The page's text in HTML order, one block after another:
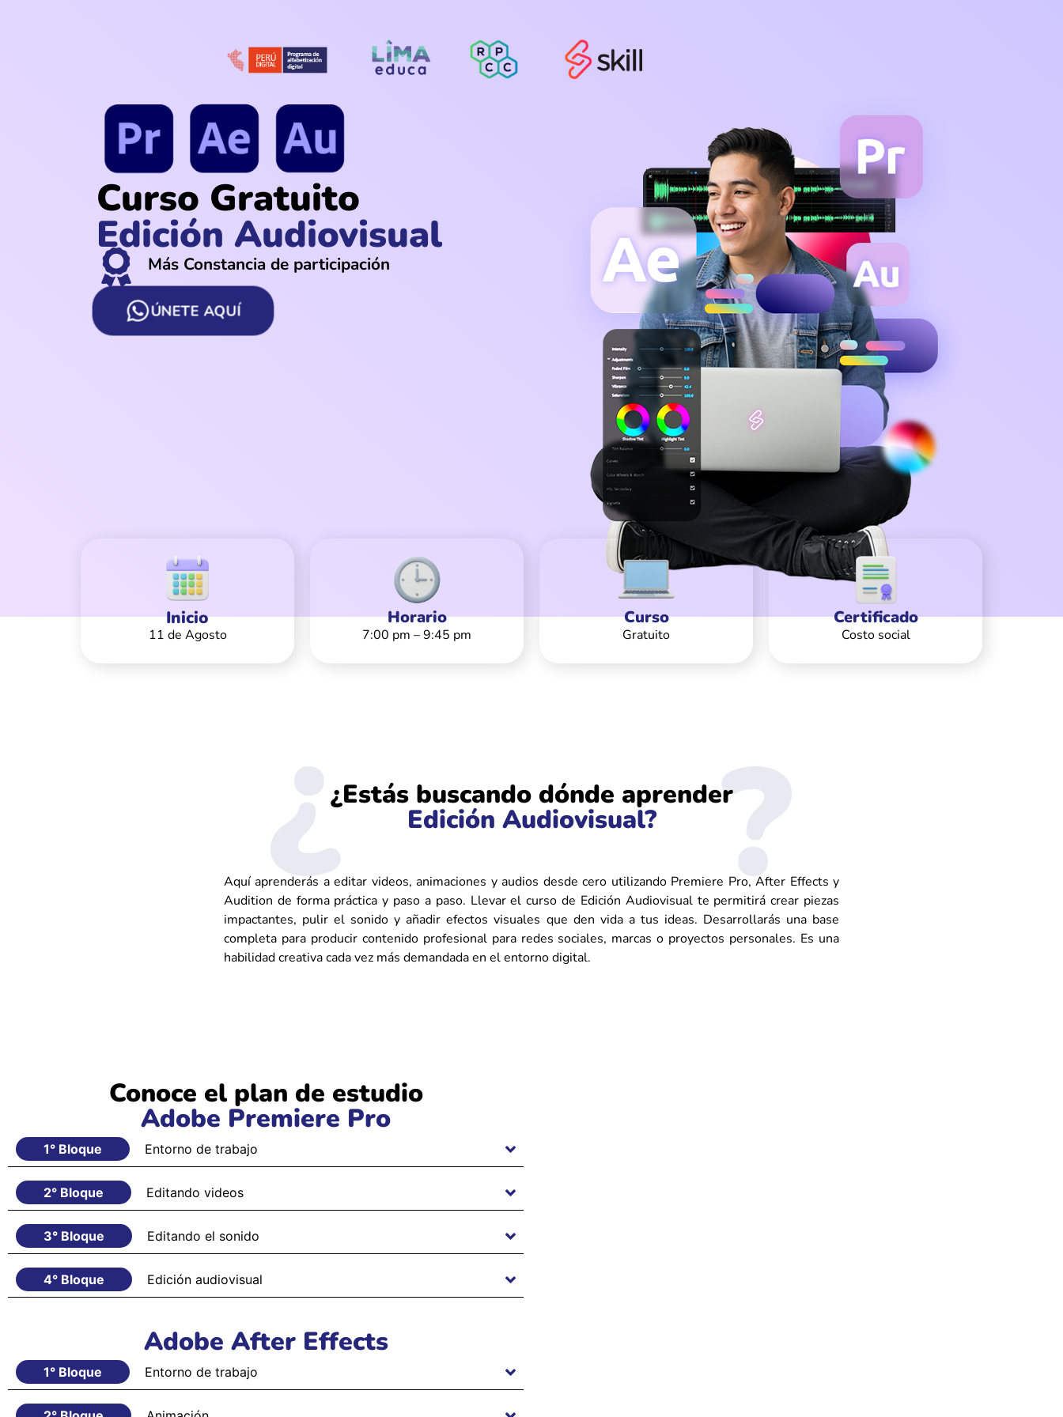
Curso Gratuito
Edición Audiovisual
Más Constancia de participación
ÚNETE AQUÍ
Inicio
11 de Agosto
Horario
7:00 pm – 9:45 pm
Curso
Gratuito
Certificado
Costo social
¿Estás buscando dónde aprender
Edición Audiovisual?
Aquí aprenderás a editar videos, animaciones y audios desde cero utilizando Premiere Pro, After Effects y
Audition de forma práctica y paso a paso. Llevar el curso de Edición Audiovisual te permitirá crear piezas
impactantes, pulir el sonido y añadir efectos visuales que den vida a tus ideas. Desarrollarás una base
completa para producir contenido profesional para redes sociales, marcas o proyectos personales. Es una
habilidad creativa cada vez más demandada en el entorno digital.
Conoce el plan de estudio
Adobe Premiere Pro
1° Bloque Entorno de trabajo
2° Bloque Editando videos
3° Bloque Editando el sonido
4° Bloque Edición audiovisual
Adobe After Effects
1° Bloque Entorno de trabajo